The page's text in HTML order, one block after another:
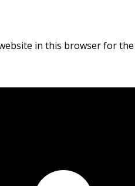
in this browser for the